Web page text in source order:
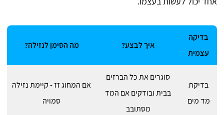
בדיקה
עצמית
איך לבצע? מה הסימן לנזילה?
בדיקת
מד מים
סוגרים את כל הברזים
בבית ובודקים אם המד
מסתובב
אם המחוג זז - קיימת נזילה
סמויה